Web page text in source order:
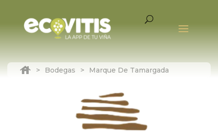
> Bodegas > Marque De Tamargada